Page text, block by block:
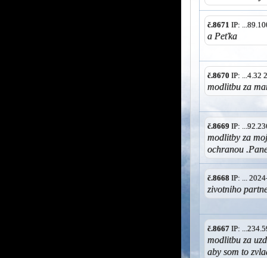
č.8671 IP:
a Peťka
č.8670 IP: ...4.32
modlitbu za
č.8669 IP:
modlitby za
ochranou
č.8668 IP: ...
zivotniho
č.8667 IP:
modlitbu za
aby som to